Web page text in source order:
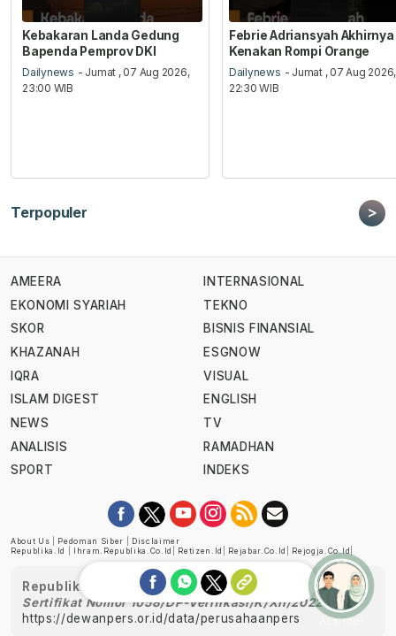
Kebakaran Landa Gedung
Bapenda Pemprov DKI
Dailynews - Jumat , 07 Aug 2026,
23:00 WIB
Febrie Adriansyah Akhirnya
Kenakan Rompi Orange
Dailynews - Jumat , 07 Aug 2026,
22:30 WIB
Terpopuler >
AMEERA
EKONOMI SYARIAH
SKOR
KHAZANAH
IQRA
ISLAM DIGEST
NEWS
ANALISIS
SPORT
INTERNASIONAL
TEKNO
BISNIS FINANSIAL
ESGNOW
VISUAL
ENGLISH
TV
RAMADHAN
INDEKS
About Us Pedoman Siber
Disclaimer
Republika.id
Ihram.republika.co.id Retizen.id Rejabar.co.id Rejogja.co.id
Republika telah diverifikasi oleh Dewan Pers
Sertifikat Nomor 1058/DP-Verifikasi/K/XII/2022
https://dewanpers.or.id/data/perusahaanpers
Ask me!